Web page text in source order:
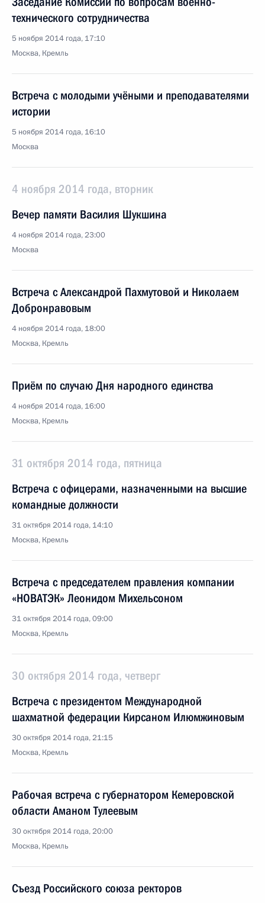
технического сотрудничества
5 ноября 2014 года, 17:10
Москва, Кремль
Встреча с молодыми учёными и преподавателями
истории
5 ноября 2014 года, 16:10
Москва
4 ноября 2014 года, вторник
Вечер памяти Василия Шукшина
4 ноября 2014 года, 23:00
Москва
Встреча с Александрой Пахмутовой и Николаем
Добронравовым
4 ноября 2014 года, 18:00
Москва, Кремль
Приём по случаю Дня народного единства
4 ноября 2014 года, 16:00
Москва, Кремль
31 октября 2014 года, пятница
Встреча с офицерами, назначенными на высшие
командные должности
31 октября 2014 года, 14:10
Москва, Кремль
Встреча с председателем правления компании
«НОВАТЭК» Леонидом Михельсоном
31 октября 2014 года, 09:00
Москва, Кремль
30 октября 2014 года, четверг
Встреча с президентом Международной
шахматной федерации Кирсаном Илюмжиновым
30 октября 2014 года, 21:15
Москва, Кремль
Рабочая встреча с губернатором Кемеровской
области Аманом Тулеевым
30 октября 2014 года, 20:00
Москва, Кремль
Съезд Российского союза ректоров